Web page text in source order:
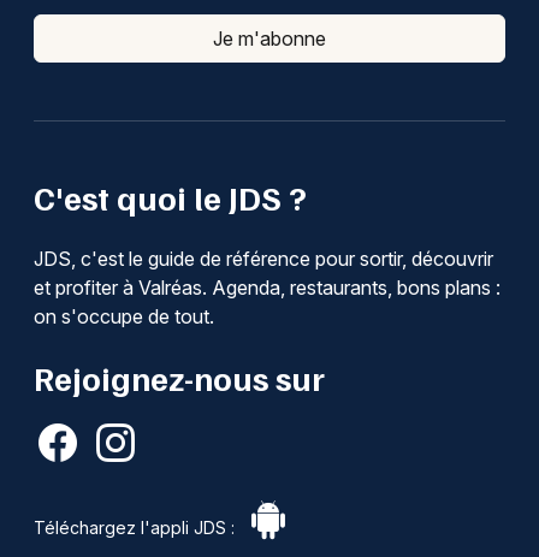
C'est quoi le JDS ?
JDS, c'est le guide de référence pour sortir, découvrir
et profiter à Valréas. Agenda, restaurants, bons plans :
on s'occupe de tout.
Rejoignez-nous sur
Téléchargez l'appli JDS :
Je m'abonne